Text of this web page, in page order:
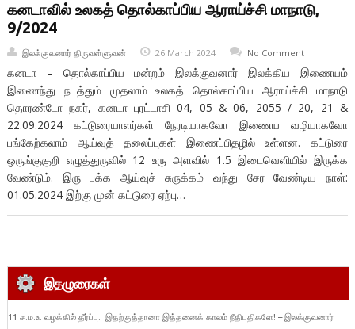
கனடாவில் உலகத் தொல்காப்பிய ஆராய்ச்சி மாநாடு,
9/2024
இலக்குவனார் திருவள்ளுவன் 26 March 2024 No Comment
கனடா – தொல்காப்பிய மன்றம் இலக்குவனார் இலக்கிய இணையம்
இணைந்து நடத்தும் முதலாம் உலகத் தொல்காப்பிய ஆராய்ச்சி மாநாடு
தொரண்டோ நகர், கனடா புரட்டாசி 04, 05 & 06, 2055 / 20, 21 &
22.09.2024 கட்டுரையாளர்கள் நேரடியாகவோ இணைய வழியாகவோ
பங்கேற்கலாம் ஆய்வுத் தலைப்புகள் இணைப்பிதழில் உள்ளன. கட்டுரை
ஒருங்குகுறி எழுத்துருவில் 12 உரு அளவில் 1.5 இடைவெளியில் இருக்க
வேண்டும். இரு பக்க ஆய்வுச் சுருக்கம் வந்து சேர வேண்டிய நாள்:
01.05.2024 இற்கு முன் கட்டுரை ஏற்பு…
இதழுரைகள்
11 ச.ம.உ. வழக்கில் தீர்ப்பு: இதற்குத்தானா இத்தனைக் காலம் நீதிபதிகளே! – இலக்குவனார்